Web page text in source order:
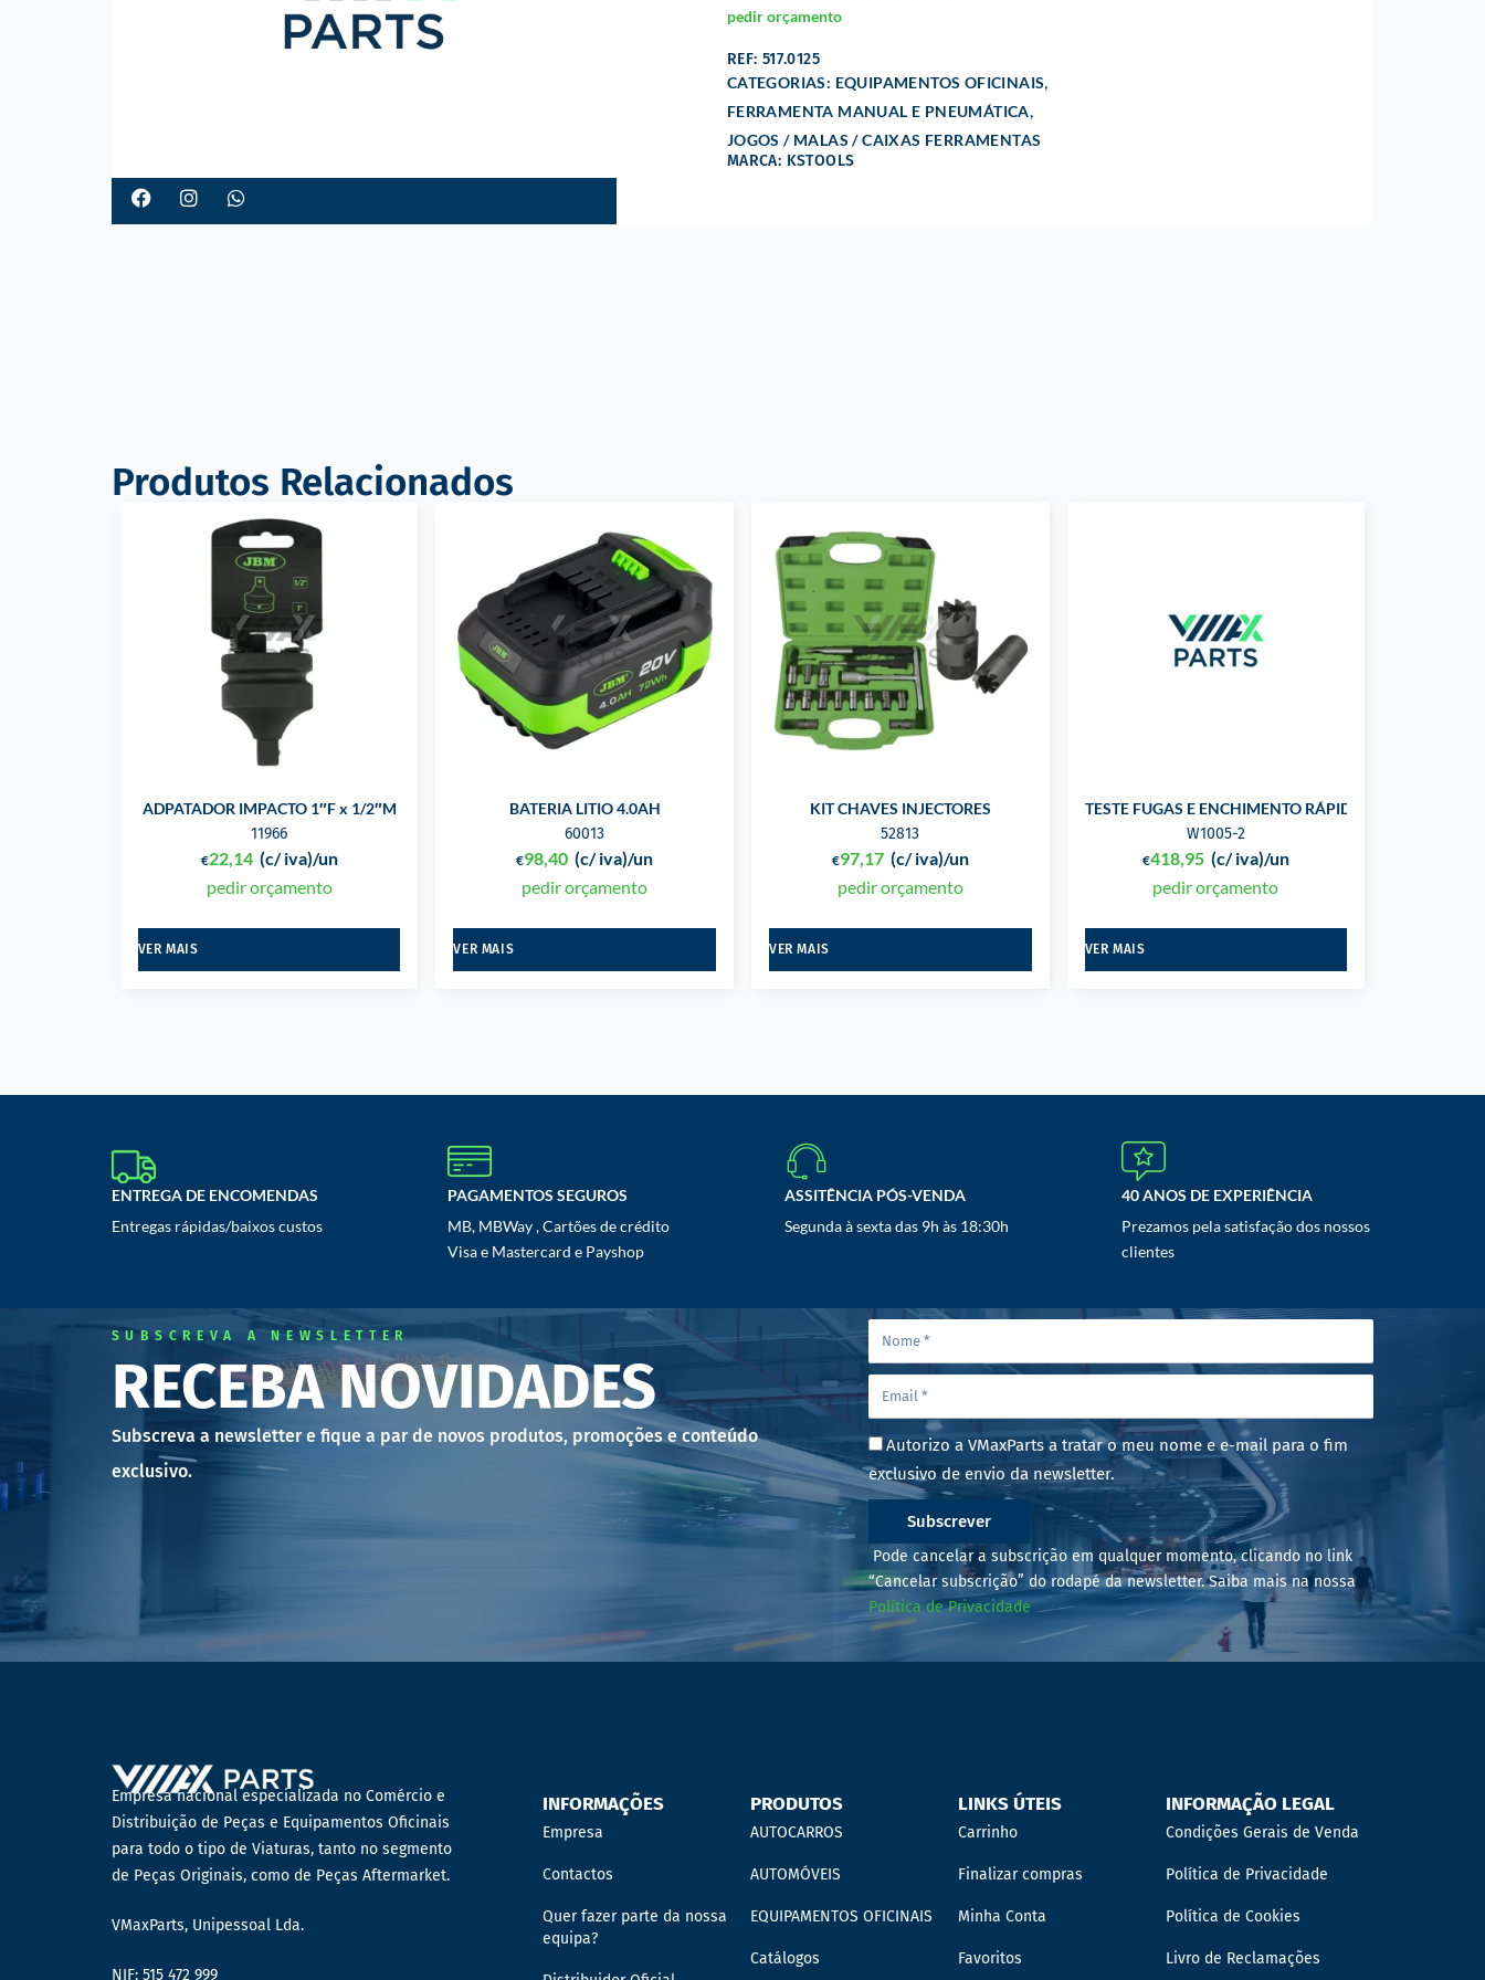
pedir orçamento
REF: 517.0125
CATEGORIAS: EQUIPAMENTOS OFICINAIS,
FERRAMENTA MANUAL E PNEUMÁTICA,
JOGOS / MALAS / CAIXAS FERRAMENTAS
MARCA: KSTOOLS
Produtos Relacionados
ADPATADOR IMPACTO 1″F x 1/2″M
11966
€22,14 (c/ iva)/un
pedir orçamento
VER MAIS
BATERIA LITIO 4.0AH
60013
€98,40 (c/ iva)/un
pedir orçamento
VER MAIS
KIT CHAVES INJECTORES
52813
€97,17 (c/ iva)/un
pedir orçamento
VER MAIS
TESTE FUGAS E ENCHIMENTO RÁPIDO SISTEMA
W1005-2
€418,95 (c/ iva)/un
pedir orçamento
VER MAIS
ENTREGA DE ENCOMENDAS
Entregas rápidas/baixos custos
PAGAMENTOS SEGUROS
MB, MBWay , Cartões de crédito
Visa e Mastercard e Payshop
ASSITÊNCIA PÓS-VENDA
Segunda à sexta das 9h às 18:30h
40 ANOS DE EXPERIÊNCIA
Prezamos pela satisfação dos nossos
clientes
SUBSCREVA A NEWSLETTER
RECEBA NOVIDADES
Subscreva a newsletter e fique a par de novos produtos, promoções e conteúdo
exclusivo.
Autorizo a VMaxParts a tratar o meu nome e e-mail para o fim
exclusivo de envio da newsletter.
Subscrever
Pode cancelar a subscrição em qualquer momento, clicando no link
“Cancelar subscrição” do rodapé da newsletter. Saiba mais na nossa
Política de Privacidade
Empresa nacional especializada no Comércio e
Distribuição de Peças e Equipamentos Oficinais
para todo o tipo de Viaturas, tanto no segmento
de Peças Originais, como de Peças Aftermarket.
VMaxParts, Unipessoal Lda.
NIF: 515 472 999
INFORMAÇÕES
Empresa
Contactos
Quer fazer parte da nossa
equipa?
PRODUTOS
AUTOCARROS
AUTOMÓVEIS
EQUIPAMENTOS OFICINAIS
Catálogos
LINKS ÚTEIS
Carrinho
Finalizar compras
Minha Conta
Favoritos
INFORMAÇÃO LEGAL
Condições Gerais de Venda
Política de Privacidade
Política de Cookies
Livro de Reclamações